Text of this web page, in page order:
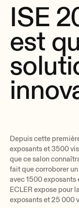
ISE
est
Depuis cette
exposants et 3500
que ce salon
fait que corroborer
avec 1500
ECLER expose pour
exposants et 25 000